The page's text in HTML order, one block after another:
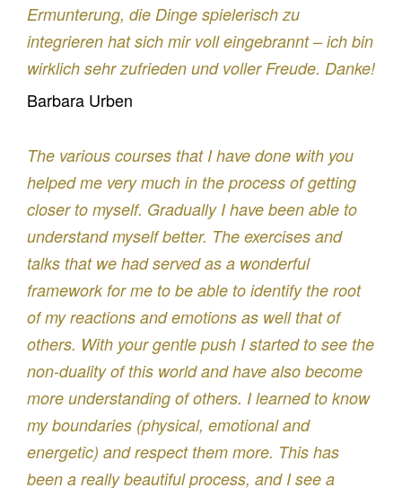
Ermunterung, die Dinge spielerisch zu
integrieren hat sich mir voll eingebrannt – ich bin
wirklich sehr zufrieden und voller Freude. Danke!
Barbara Urben
The various courses that I have done with you
helped me very much in the process of getting
closer to myself. Gradually I have been able to
understand myself better. The exercises and
talks that we had served as a wonderful
framework for me to be able to identify the root
of my reactions and emotions as well that of
others. With your gentle push I started to see the
non-duality of this world and have also become
more understanding of others. I learned to know
my boundaries (physical, emotional and
energetic) and respect them more. This has
been a really beautiful process, and I see a